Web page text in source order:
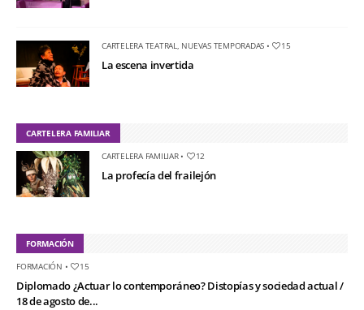
CARTELERA TEATRAL, NUEVAS TEMPORADAS • 15
La escena invertida
CARTELERA FAMILIAR
CARTELERA FAMILIAR• 12
La profecía del frailejón
FORMACIÓN
FORMACIÓN • 15
Diplomado ¿Actuar lo contemporáneo? Distopías y sociedad actual /
18 de agosto de...